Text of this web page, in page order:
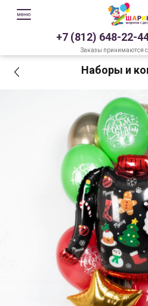
+7 (812) 648-22-
Заказы принимаются
Наборы и